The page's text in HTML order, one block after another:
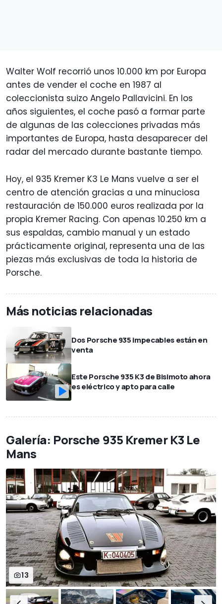
Walter Wolf recorrió unos 10.000 km por Europa
antes de vender el coche en 1987 al
coleccionista suizo Angelo Pallavicini. En los
años siguientes, el coche pasó a formar parte
de algunas de las colecciones privadas más
importantes de Europa, hasta desaparecer del
radar del mercado durante bastante tiempo.
Hoy, el 935 Kremer K3 Le Mans vuelve a ser el
centro de atención gracias a una minuciosa
restauración de 150.000 euros realizada por la
propia Kremer Racing. Con apenas 10.250 km a
sus espaldas, cambio manual y un estado
prácticamente original, representa una de las
piezas más exclusivas de toda la historia de
Porsche.
Más noticias relacionadas
Dos Porsche 935 impecables están en
venta
Este Porsche 935 K3 de Bisimoto ahora
es eléctrico y apto para calle
Galería: Porsche 935 Kremer K3 Le
Mans
13